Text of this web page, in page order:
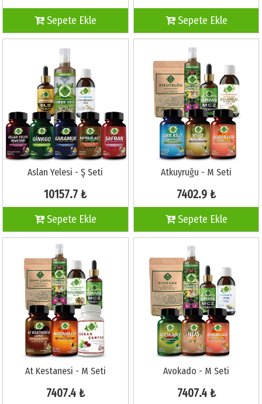
Sepete Ekle Sepete Ekle
Aslan Yelesi - Ş Seti
10157.7 ₺
Sepete Ekle
Atkuyruğu - M Seti
7402.9 ₺
Sepete Ekle
At Kestanesi - M Seti
7407.4 ₺
Avokado - M Seti
7407.4 ₺